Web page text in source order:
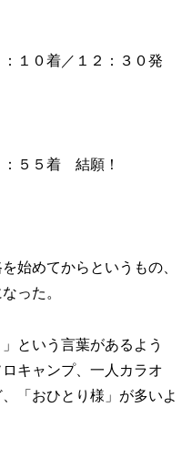
１０着／１２：３０発
５５着 結願！
始めてからというもの、
った。
という言葉があるよう
キャンプ、一人カラオ
「おひとり様」が多いよ